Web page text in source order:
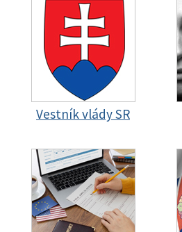
Vestník vlády SR